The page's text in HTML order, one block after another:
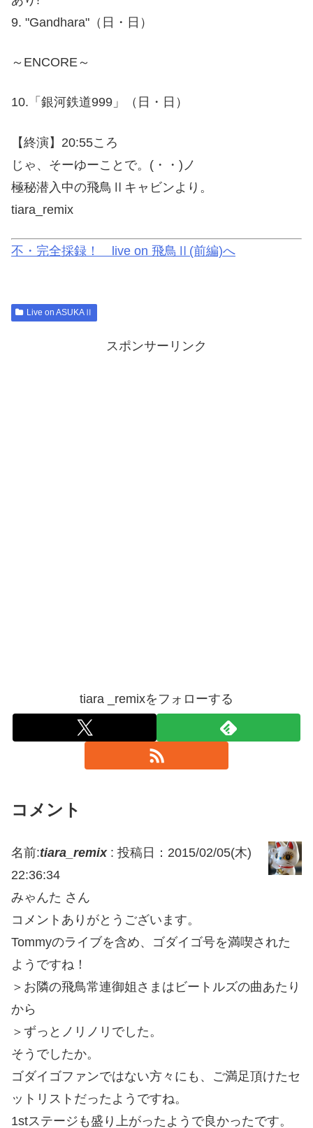
9. "Gandhara"（日・日）
～ENCORE～
10.「銀河鉄道999」（日・日）
【終演】20:55ころ
じゃ、そーゆーことで。(・・)ノ
極秘潜入中の飛鳥Ⅱキャビンより。
tiara_remix
不・完全採録！ live on 飛鳥Ⅱ(前編)へ
Live on ASUKAⅡ
スポンサーリンク
tiara _remixをフォローする
コメント
名前:tiara_remix: 投稿日：2015/02/05(木)
22:36:34
みゃんた さん
コメントありがとうございます。
Tommyのライブを含め、ゴダイゴ号を満喫された
ようですね！
＞お隣の飛鳥常連御姐さまはビートルズの曲あたり
から
＞ずっとノリノリでした。
そうでしたか。
ゴダイゴファンではない方々にも、ご満足頂けたセ
ットリストだったようですね。
1stステージも盛り上がったようで良かったです。